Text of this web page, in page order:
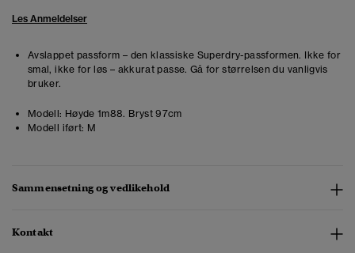
Les Anmeldelser
Avslappet passform – den klassiske Superdry-passformen. Ikke for
smal, ikke for løs – akkurat passe. Gå for størrelsen du vanligvis
bruker.
Modell: Høyde 1m88. Bryst 97cm
Modell iført: M
Sammensetning og vedlikehold
Kontakt